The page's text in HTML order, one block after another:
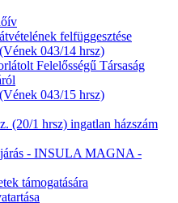
felfüggesztése
043/14 hrsz)
Felelősségű Társaság
043/15 hrsz)
(20/1 hrsz) ingatlan házszám
- INSULA MAGNA -
támogatására